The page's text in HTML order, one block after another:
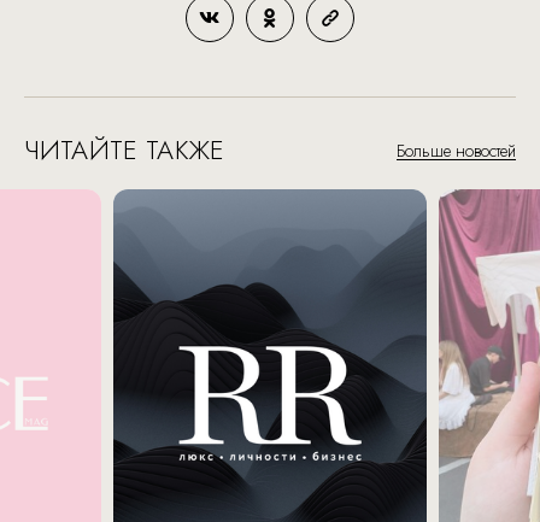
ЧИТАЙТЕ ТАКЖЕ Больше новостей